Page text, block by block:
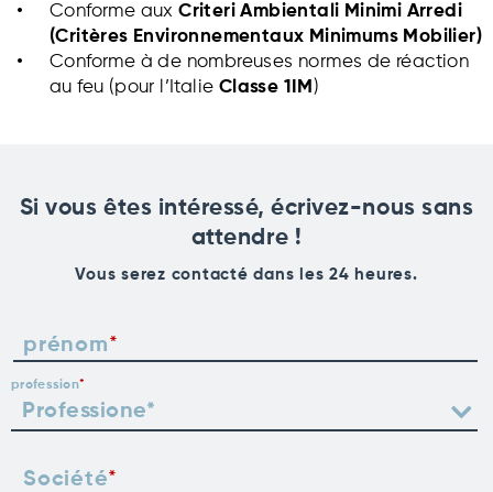
Conforme auxCriteri Ambientali Minimi Arredi
(Critères Environnementaux Minimums Mobilier)
Conforme à de nombreuses normes de réaction
au feu (pour l’Italie Classe 1IM )
Si vous êtes intéressé, écrivez-nous sans
attendre !
Vous serez contacté dans les 24 heures.
prénom
profession
Société